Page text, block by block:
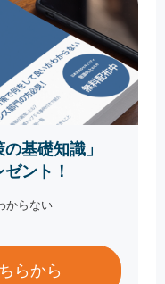
基礎知識」
ント！
からない
らから